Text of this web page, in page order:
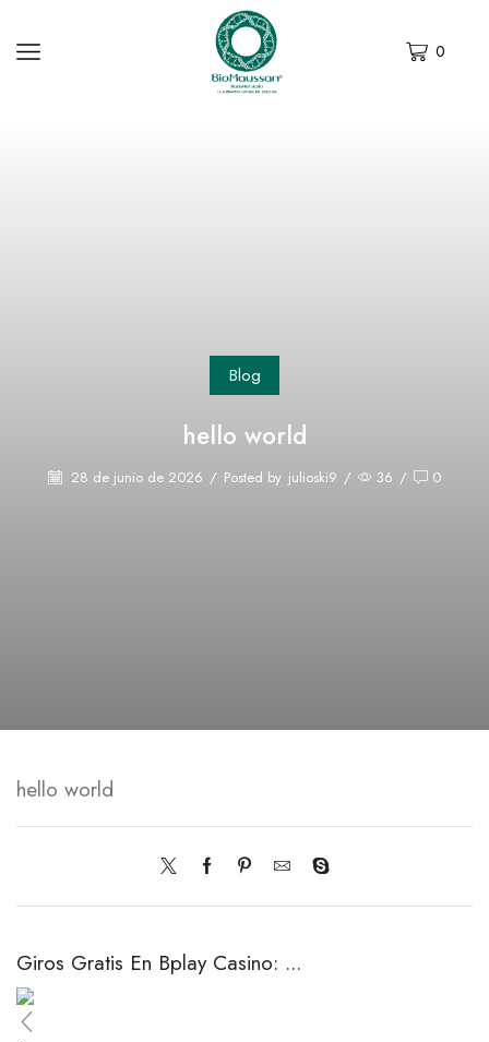
0
Blog
hello world
28 de junio de 2026 / Posted by julioski9 / 36 / 0
hello world
Giros Gratis En Bplay Casino: ...